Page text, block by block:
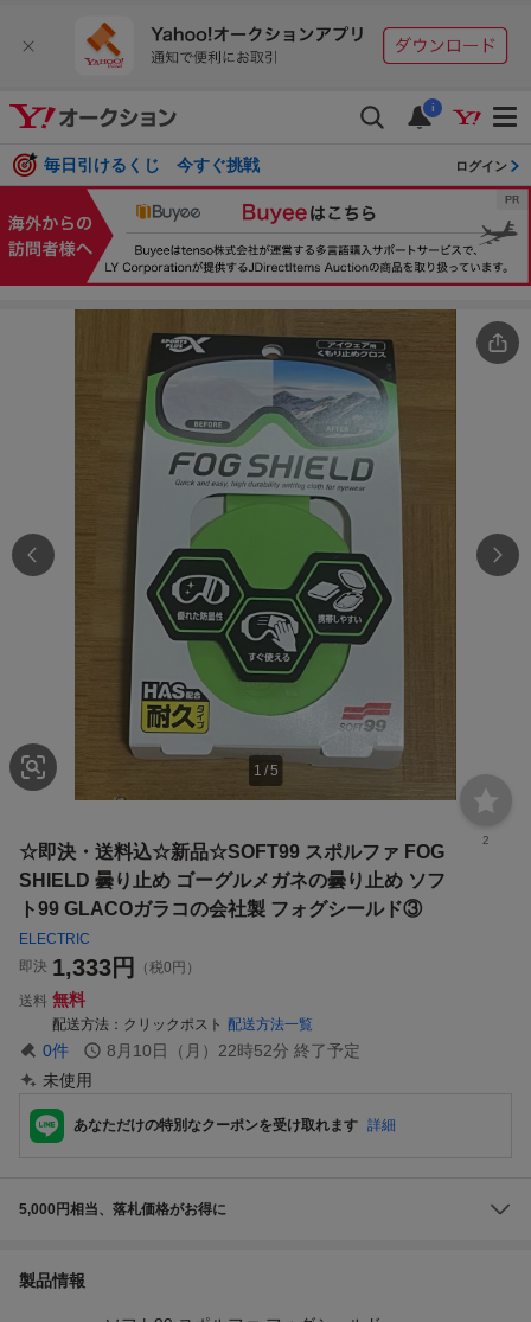
i
毎日引けるくじ 今すぐ挑戦 ログイン
1 /5
2
☆即決・送料込☆新品☆SOFT99 スポルファ FOG
SHIELD 曇り止め ゴーグルメガネの曇り止め ソフ
ト99 GLACOガラコの会社製 フォグシールド③
ELECTRIC
即決 1,333円
（税0円）
送料 無料
配送方法 クリックポスト 配送方法一覧
0件 8月10日（月）22時52分 終了予定
未使用
あなただけの特別なクーポンを受け取れます 詳細
5,000円相当、落札価格がお得に
製品情報